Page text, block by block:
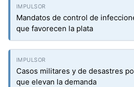
Mandatos de control de
que favorecen la plata
Casos militares y de desastres
que elevan la demanda